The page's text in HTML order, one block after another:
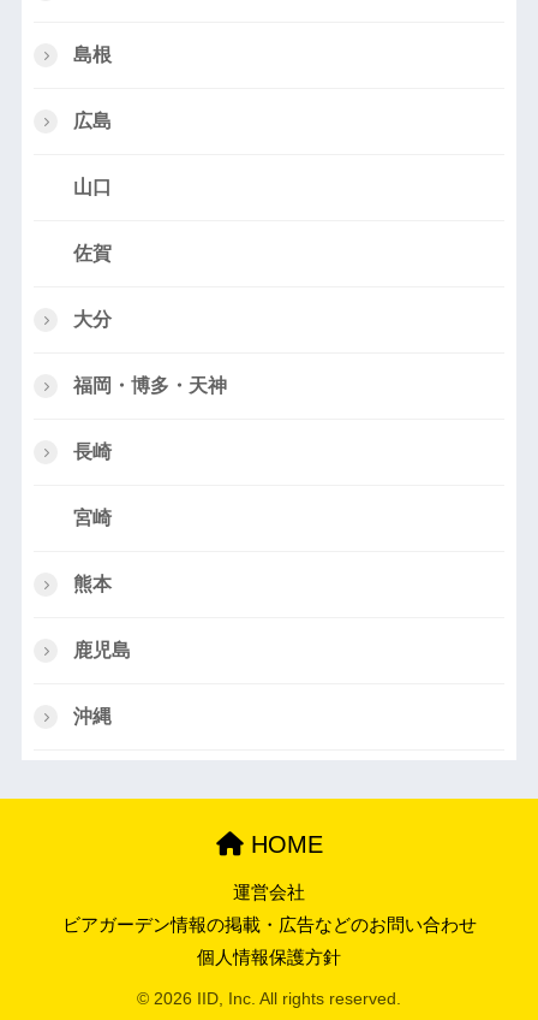
島根
広島
山口
佐賀
大分
福岡・博多・天神
長崎
宮崎
熊本
鹿児島
沖縄
HOME
運営会社
ビアガーデン情報の掲載・広告などのお問い合わせ
個人情報保護方針
© 2026 IID, Inc. All rights reserved.